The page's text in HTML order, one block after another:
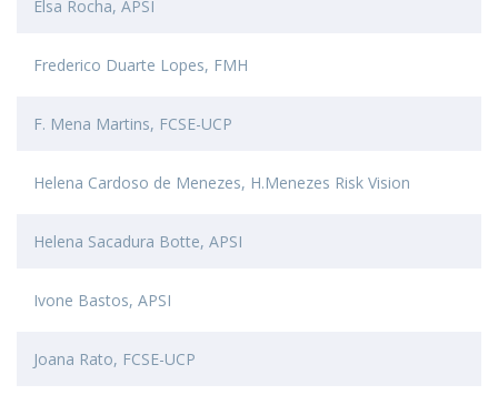
Elsa Rocha, APSI
Frederico Duarte Lopes, FMH
F. Mena Martins, FCSE-UCP
Helena Cardoso de Menezes, H.Menezes Risk Vision
Helena Sacadura Botte, APSI
Ivone Bastos, APSI
Joana Rato, FCSE-UCP